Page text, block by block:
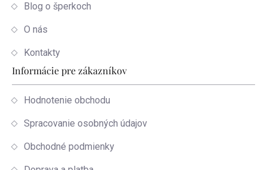
Blog o šperkoch
O nás
Kontakty
Informácie pre zákazníkov
Hodnotenie obchodu
Spracovanie osobných údajov
Obchodné podmienky